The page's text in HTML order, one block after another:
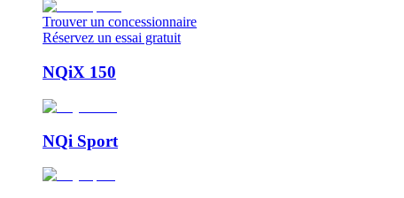
Trouver un concessionnaire
Réservez un essai gratuit
NQiX 150
NQi Sport